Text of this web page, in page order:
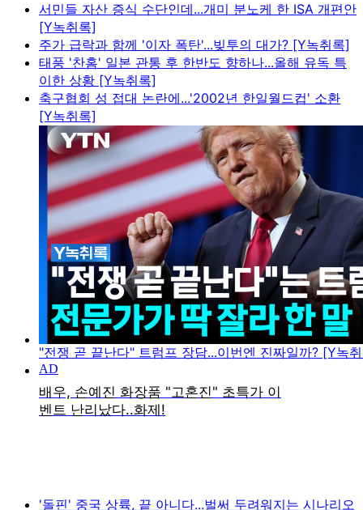
서민들 자산 증식 수단인데...개미 분노케 한 ISA 개편안
[Y녹취록]
주가 급락과 함께 '이자 폭탄'...빚투의 대가? [Y녹취록]
태풍 '찬홈' 일본 관통 후 한반도 향하나...올해 유독 특
이한 상황 [Y녹취록]
축구협회 성 접대 논란에...'2002년 한일월드컵' 소환
[Y녹취록]
"전쟁 곧 끝난다" 트럼프 장담...이번엔 진짜일까? [Y녹
'돌핀' 중국 상륙, 끝 아니다...벌써 두려워지는 시나리오